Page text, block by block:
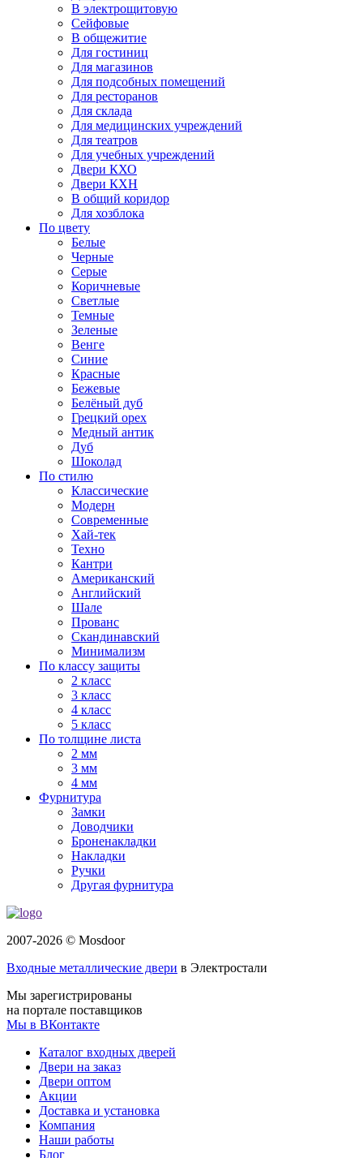
В электрощитовую
Сейфовые
В общежитие
Для гостиниц
Для магазинов
Для подсобных помещений
Для ресторанов
Для склада
Для медицинских учреждений
Для театров
Для учебных учреждений
Двери КХО
Двери КХН
В общий коридор
Для хозблока
По цвету
Белые
Черные
Серые
Коричневые
Светлые
Темные
Зеленые
Венге
Синие
Красные
Бежевые
Белёный дуб
Грецкий орех
Медный антик
Дуб
Шоколад
По стилю
Классические
Модерн
Современные
Хай-тек
Техно
Кантри
Американский
Английский
Шале
Прованс
Скандинавский
Минимализм
По классу защиты
2 класс
3 класс
4 класс
5 класс
По толщине листа
2 мм
3 мм
4 мм
Фурнитура
Замки
Доводчики
Броненакладки
Накладки
Ручки
Другая фурнитура
2007-2026 © Mosdoor
Входные металлические двери в Электростали
Мы зарегистрированы
на портале поставщиков
Мы в ВКонтакте
Каталог входных дверей
Двери на заказ
Двери оптом
Акции
Доставка и установка
Компания
Наши работы
Блог